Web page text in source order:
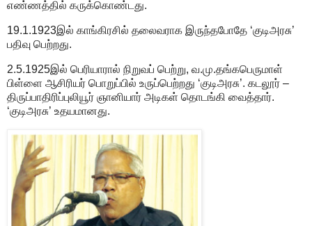
எண்ணத்தில் கருக்கொண்டது.
19.1.1923இல் காங்கிரசில் தலைவராக இருந்தபோதே ‘குடிஅரசு’
பதிவு பெற்றது.
2.5.1925இல் பெரியாரால் நிறுவப் பெற்று, வ.மு.தங்கபெருமாள்
பிள்ளை ஆசிரியர் பொறுப்பில் உருப்பெற்றது ‘குடிஅரசு’. கடலூர் –
திருப்பாதிரிப்புலியூர் ஞானியார் அடிகள் தொடங்கி வைத்தார்.
‘குடிஅரசு’ உதயமானது.